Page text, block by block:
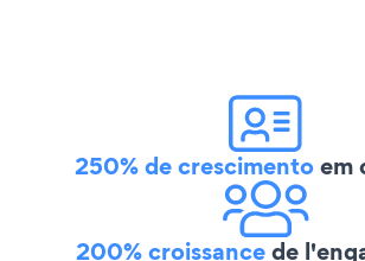
250% de crescimentoem
200% croissancede